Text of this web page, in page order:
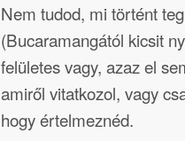
Nem tudod, mi történt
(Bucaramangától kicsit
felületes vagy, azaz el
amiről vitatkozol, vagy
hogy értelmeznéd.